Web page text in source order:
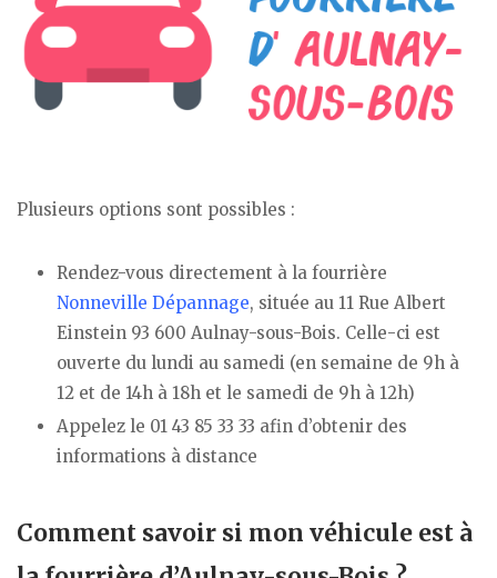
Plusieurs options sont possibles :
Rendez-vous directement à la fourrière
Nonneville Dépannage, située au 11 Rue Albert
Einstein 93 600 Aulnay-sous-Bois. Celle-ci est
ouverte du lundi au samedi (en semaine de 9h à
12 et de 14h à 18h et le samedi de 9h à 12h)
Appelez le 01 43 85 33 33 afin d’obtenir des
informations à distance
Comment savoir si mon véhicule est à